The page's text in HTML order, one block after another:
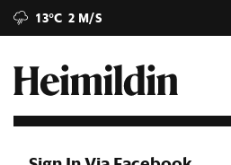
13°C 2 M/S